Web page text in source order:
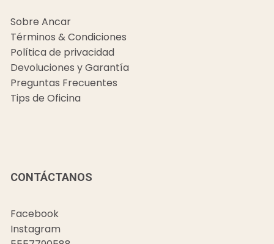
Sobre Ancar
Términos & Condiciones
Política de privacidad
Devoluciones y Garantía
Preguntas Frecuentes
Tips de Oficina
CONTÁCTANOS
Facebook
Instagram